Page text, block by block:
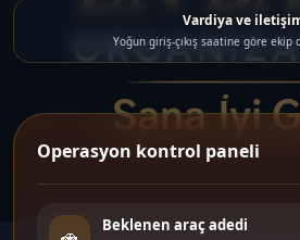
Vardiya ve
Yoğun giriş-çıkış saatine göre ekip
Operasyon kontrol paneli
Beklenen araç adedi